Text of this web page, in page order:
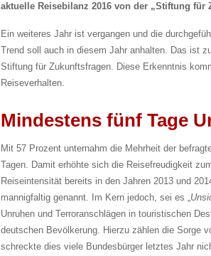
aktuelle Reisebilanz 2016 von der „Stiftung für
Ein weiteres Jahr ist vergangen und die
Trend soll auch in diesem Jahr anhalten. Das ist
Stiftung für Zukunftsfragen. Diese Erkenntnis
Reiseverhalten.
Mindestens fünf Tage
Mit 57 Prozent unternahm die Mehrheit der
Tagen. Damit erhöhte sich die Reisefreudigkeit
Reiseintensität bereits in den Jahren 2013 und
mannigfaltig genannt. Im Kern jedoch, sei es „
Unruhen und Terroranschlägen in touristischen
deutschen Bevölkerung. Hierzu zählen die Sorge
schreckte dies viele Bundesbürger letztes Jahr